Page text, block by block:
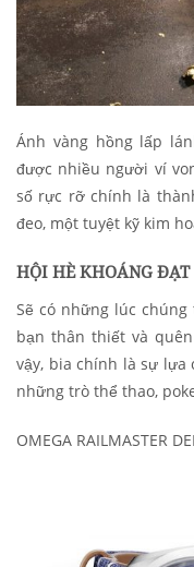
Ánh vàng hồng lấp
được nhiều người ví
số rực rỡ chính là
đeo, một tuyệt kỹ kim
HỘI HÈ KHOÁNG ĐẠT
Sẽ có những lúc
bạn thân thiết và
vậy, bia chính là sự lựa
những trò thể thao,
OMEGA RAILMASTER